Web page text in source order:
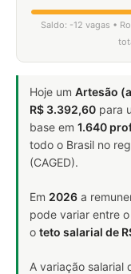
Saldo: -12 vagas •
Hoje um Artesão
R$ 3.392,60 para
base em 1.640
todo o Brasil no
(CAGED).
Em 2026 a
pode variar entre o
o teto salarial de
A variação salarial